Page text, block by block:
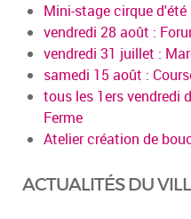
Mini-stage cirque d'été
vendredi 28 août :
vendredi 31 juillet :
samedi 15 août :
tous les 1ers vendredi
Ferme
Atelier création de
ACTUALITÉS DU